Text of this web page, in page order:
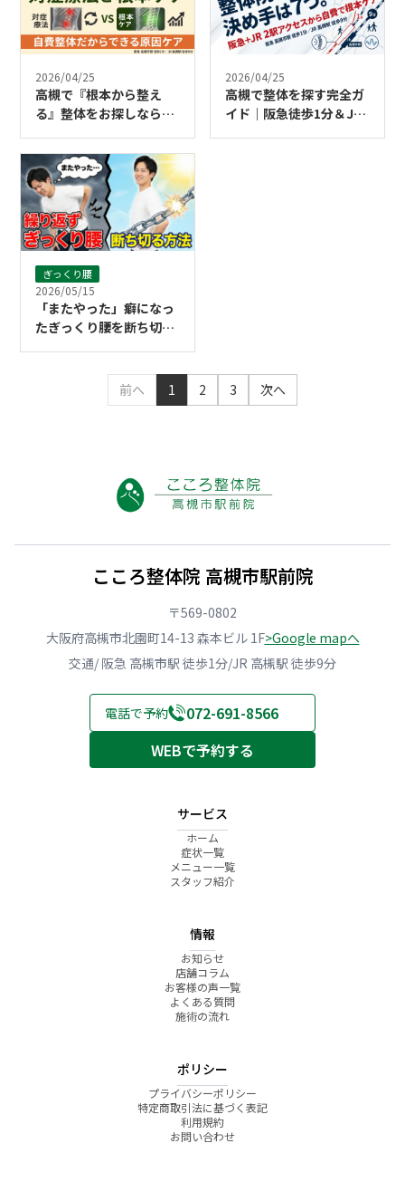
2026/04/25
高槻で『根本から整え
る』整体をお探しなら｜
整体の院長が解説
2026/04/25
高槻で整体を探す完全ガ
イド｜阪急徒歩1分＆JR
ぎっくり腰
2026/05/15
「またやった」癖になっ
たぎっくり腰を断ち切る
前へ 1 2 3 次へ
こころ整体院 高槻市駅前院
〒569-0802
大阪府高槻市北園町14-13 森本ビル 1F>Google mapへ
交通/ 阪急 高槻市駅 徒歩1分/JR 高槻駅 徒歩9分
電話で予約
072-691-8566
WEBで予約する
サービス
ホーム
症状一覧
メニュー一覧
スタッフ紹介
情報
お知らせ
店舗コラム
お客様の声一覧
よくある質問
施術の流れ
ポリシー
プライバシーポリシー
特定商取引法に基づく表記
利用規約
お問い合わせ